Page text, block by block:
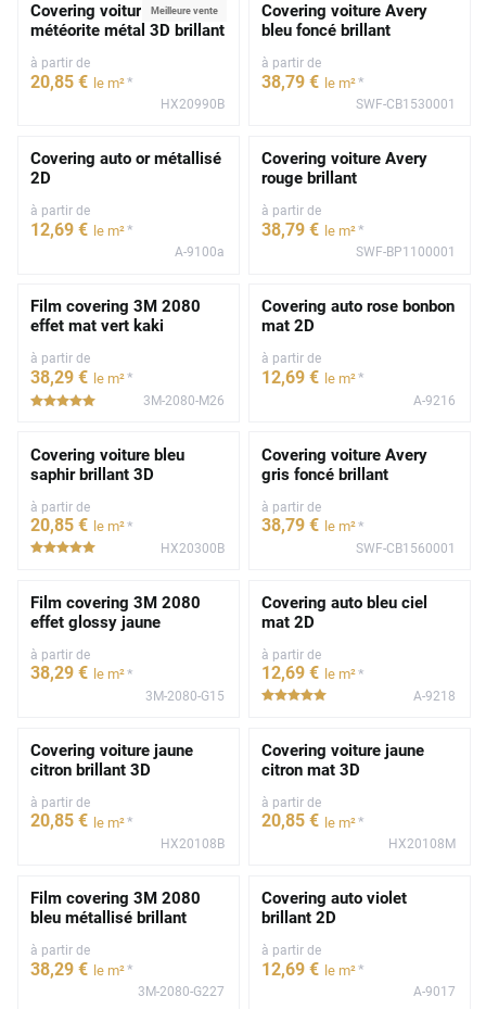
Meilleure vente
Covering voiture gris
météorite métal 3D brillant
à partir de
20,85 € le m²*
HX20990B
Covering voiture Avery
bleu foncé brillant
à partir de
38,79 € le m²*
SWF-CB1530001
Covering auto or métallisé
2D
à partir de
12,69 € le m²*
A-9100a
Covering voiture Avery
rouge brillant
à partir de
38,79 € le m²*
SWF-BP1100001
Film covering 3M 2080
effet mat vert kaki
à partir de
38,29 € le m²*
3M-2080-M26
Covering auto rose bonbon
mat 2D
à partir de
12,69 € le m²*
A-9216
Covering voiture bleu
saphir brillant 3D
à partir de
20,85 € le m²*
HX20300B
Covering voiture Avery
gris foncé brillant
à partir de
38,79 € le m²*
SWF-CB1560001
Film covering 3M 2080
effet glossy jaune
à partir de
38,29 € le m²*
3M-2080-G15
Covering auto bleu ciel
mat 2D
à partir de
12,69 € le m²*
A-9218
Covering voiture jaune
citron brillant 3D
à partir de
20,85 € le m²*
HX20108B
Covering voiture jaune
citron mat 3D
à partir de
20,85 € le m²*
HX20108M
Film covering 3M 2080
bleu métallisé brillant
à partir de
38,29 € le m²*
3M-2080-G227
Covering auto violet
brillant 2D
à partir de
12,69 € le m²*
A-9017